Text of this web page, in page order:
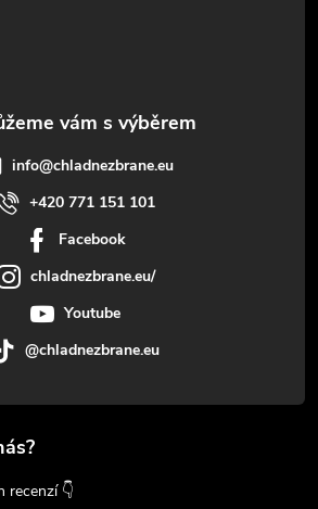
info@chladnezbrane.eu
+420 771 151 101
Facebook
chladnezbrane.eu/
Youtube
@chladnezbrane.eu
recenzí 👇